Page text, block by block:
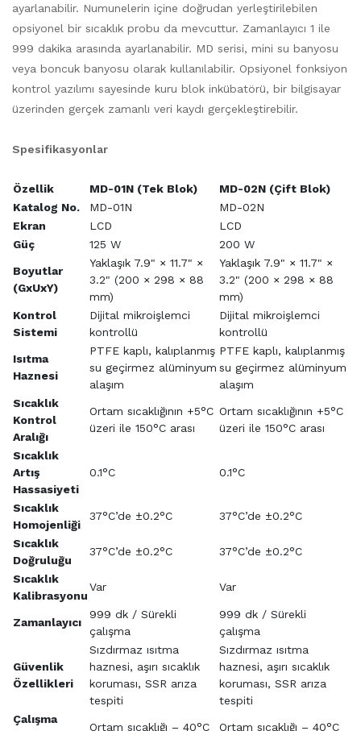
ayarlanabilir. Numunelerin içine doğrudan yerleştirilebilen
opsiyonel bir sıcaklık probu da mevcuttur. Zamanlayıcı 1 ile
999 dakika arasında ayarlanabilir. MD serisi, mini su banyosu
veya boncuk banyosu olarak kullanılabilir. Opsiyonel fonksiyon
kontrol yazılımı sayesinde kuru blok inkübatörü, bir bilgisayar
üzerinden gerçek zamanlı veri kaydı gerçekleştirebilir.
Spesifikasyonlar
Özellik MD-01N (Tek Blok)
MD-02N (Çift Blok)
Katalog No.
MD-01N
MD-02N
Ekran
LCD
LCD
Güç
125 W 200 W
Boyutlar
(GxUxY)
Yaklaşık 7.9" × 11.7" ×
3.2" (200 × 298 × 88
mm)
Yaklaşık 7.9" × 11.7" ×
3.2" (200 × 298 × 88
mm)
Kontrol
Sistemi
Dijital mikroişlemci
kontrollü
Dijital mikroişlemci
kontrollü
Isıtma
Haznesi
PTFE kaplı, kalıplanmış
su geçirmez alüminyum
alaşım
PTFE kaplı, kalıplanmış
su geçirmez alüminyum
alaşım
Sıcaklık
Kontrol
Aralığı
Ortam sıcaklığının +5°C
üzeri ile 150°C arası
Ortam sıcaklığının +5°C
üzeri ile 150°C arası
Sıcaklık
Artış
Hassasiyeti
0.1°C 0.1°C
Sıcaklık
Homojenliği
37°C’de ±0.2°C 37°C’de ±0.2°C
Sıcaklık
Doğruluğu
37°C’de ±0.2°C 37°C’de ±0.2°C
Sıcaklık
Kalibrasyonu
Var Var
Zamanlayıcı
999 dk / Sürekli
çalışma
999 dk / Sürekli
çalışma
Güvenlik
Özellikleri
Sızdırmaz ısıtma
haznesi, aşırı sıcaklık
koruması, SSR arıza
tespiti
Sızdırmaz ısıtma
haznesi, aşırı sıcaklık
koruması, SSR arıza
tespiti
Çalışma
Ortam sıcaklığı – 40°C Ortam sıcaklığı – 40°C